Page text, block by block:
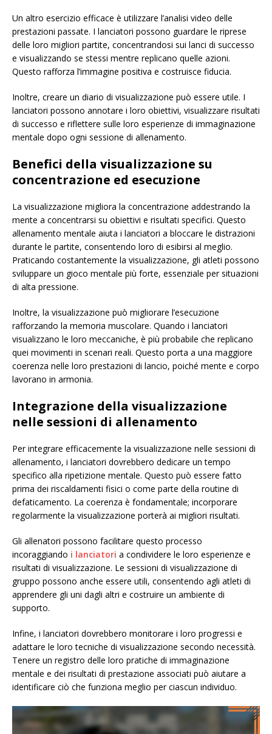
Un altro esercizio efficace è utilizzare l’analisi video delle
prestazioni passate. I lanciatori possono guardare le riprese
delle loro migliori partite, concentrandosi sui lanci di successo
e visualizzando se stessi mentre replicano quelle azioni.
Questo rafforza l’immagine positiva e costruisce fiducia.
Inoltre, creare un diario di visualizzazione può essere utile. I
lanciatori possono annotare i loro obiettivi, visualizzare risultati
di successo e riflettere sulle loro esperienze di immaginazione
mentale dopo ogni sessione di allenamento.
Benefici della visualizzazione su
concentrazione ed esecuzione
La visualizzazione migliora la concentrazione addestrando la
mente a concentrarsi su obiettivi e risultati specifici. Questo
allenamento mentale aiuta i lanciatori a bloccare le distrazioni
durante le partite, consentendo loro di esibirsi al meglio.
Praticando costantemente la visualizzazione, gli atleti possono
sviluppare un gioco mentale più forte, essenziale per situazioni
di alta pressione.
Inoltre, la visualizzazione può migliorare l’esecuzione
rafforzando la memoria muscolare. Quando i lanciatori
visualizzano le loro meccaniche, è più probabile che replicano
quei movimenti in scenari reali. Questo porta a una maggiore
coerenza nelle loro prestazioni di lancio, poiché mente e corpo
lavorano in armonia.
Integrazione della visualizzazione
nelle sessioni di allenamento
Per integrare efficacemente la visualizzazione nelle sessioni di
allenamento, i lanciatori dovrebbero dedicare un tempo
specifico alla ripetizione mentale. Questo può essere fatto
prima dei riscaldamenti fisici o come parte della routine di
defaticamento. La coerenza è fondamentale; incorporare
regolarmente la visualizzazione porterà ai migliori risultati.
Gli allenatori possono facilitare questo processo
incoraggiando i lanciatori a condividere le loro esperienze e
risultati di visualizzazione. Le sessioni di visualizzazione di
gruppo possono anche essere utili, consentendo agli atleti di
apprendere gli uni dagli altri e costruire un ambiente di
supporto.
Infine, i lanciatori dovrebbero monitorare i loro progressi e
adattare le loro tecniche di visualizzazione secondo necessità.
Tenere un registro delle loro pratiche di immaginazione
mentale e dei risultati di prestazione associati può aiutare a
identificare ciò che funziona meglio per ciascun individuo.